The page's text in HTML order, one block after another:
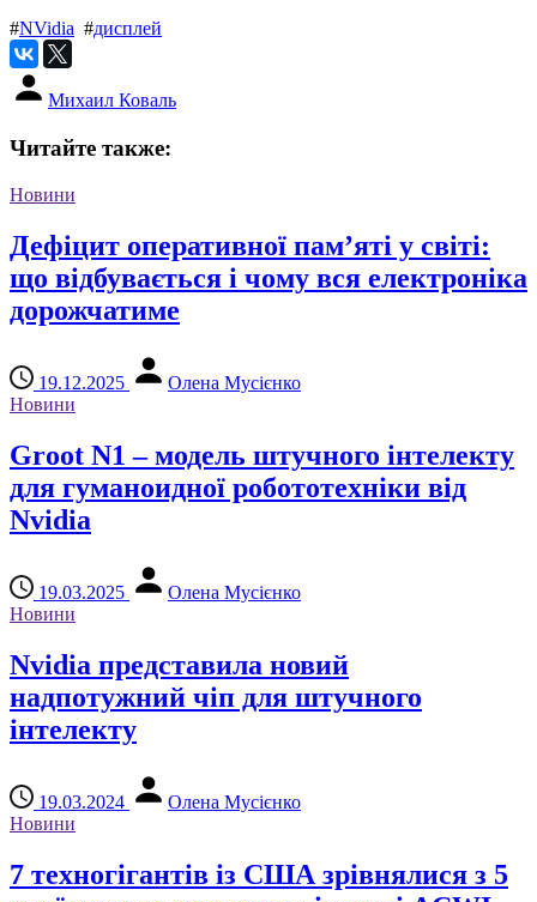
#NVidia #дисплей
Михаил Коваль
Читайте также:
Новини
Дефіцит оперативної пам’яті у світі:
що відбувається і чому вся електроніка
дорожчатиме
19.12.2025
Олена Мусієнко
Новини
Groot N1 – модель штучного інтелекту
для гуманоидної робототехніки від
Nvidia
19.03.2025
Олена Мусієнко
Новини
Nvidia представила новий
надпотужний чіп для штучного
інтелекту
19.03.2024
Олена Мусієнко
Новини
7 техногігантів із США зрівнялися з 5